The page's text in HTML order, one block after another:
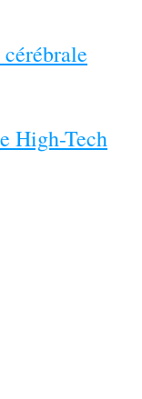
High-Tech